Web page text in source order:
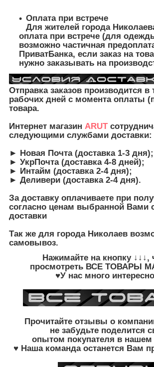
Оплата при встрече
Для жителей города
оплата при встрече (для
возможно частичная
ПриватБанка, если заказ на
нужно заказывать на
Отправка заказов производится в
рабочих дней с момента оплаты
товара.
Интернет магазин ARUT
следующими службами доставки:
► Новая Почта (доставка 1-3 дня);
► УкрПочта (доставка 4-8 дней);
► Интайм (доставка 2-4 дня);
► Деливери (доставка 2-4 дня).
За доставку оплачиваете при
согласно ценам выбранной Вами
доставки
Так же для города Николаев
самовывоз.
Нажимайте на кнопку↓↓↓,
просмотреть ВСЕ ТОВАРЫ
♥У нас много
Прочитайте отзывы о
не забудьте поделится
опытом покупателя в нашем
♥ Наша команда останется Вам